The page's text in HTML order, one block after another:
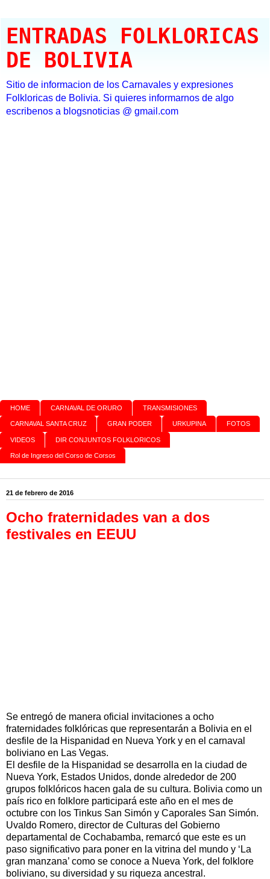
ENTRADAS FOLKLORICAS
DE BOLIVIA
Sitio de informacion de los Carnavales y expresiones
Folkloricas de Bolivia. Si quieres informarnos de algo
escribenos a blogsnoticias @ gmail.com
HOME CARNAVAL DE ORURO TRANSMISIONES
CARNAVAL SANTA CRUZ GRAN PODER URKUPINA FOTOS
VIDEOS DIR CONJUNTOS FOLKLORICOS
Rol de Ingreso del Corso de Corsos
21 de febrero de 2016
Ocho fraternidades van a dos
festivales en EEUU
Se entregó de manera oficial invitaciones a ocho
fraternidades folklóricas que representarán a Bolivia en el
desfile de la Hispanidad en Nueva York y en el carnaval
boliviano en Las Vegas.
El desfile de la Hispanidad se desarrolla en la ciudad de
Nueva York, Estados Unidos, donde alrededor de 200
grupos folklóricos hacen gala de su cultura. Bolivia como un
país rico en folklore participará este año en el mes de
octubre con los Tinkus San Simón y Caporales San Simón.
Uvaldo Romero, director de Culturas del Gobierno
departamental de Cochabamba, remarcó que este es un
paso significativo para poner en la vitrina del mundo y ‘La
gran manzana’ como se conoce a Nueva York, del folklore
boliviano, su diversidad y su riqueza ancestral.